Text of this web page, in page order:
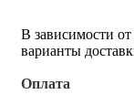
В зависимости
варианты
Оплата